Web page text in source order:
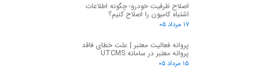
اصلاح ظرفیت خودرو؛ چگونه اطلاعات
اشتباه کامیون را اصلاح کنیم؟
۱۷ مرداد ۰۵
پروانه فعالیت معتبر | علت خطای فاقد
پروانه معتبر در سامانه UTCMS
۱۵ مرداد ۰۵